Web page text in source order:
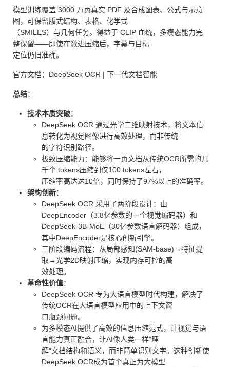
模型训练覆盖 3000 万页真实 PDF 及合成图表、公式与示意
图，可保留版式结构、表格、化学式
（SMILES）与几何任务。得益于 CLIP 血统，多模态能力完
整保留——即使在激进压缩后，字幕与目标
定位仍旧准确。
官方文档：DeepSeek OCR | 下一代文档智能
总结：
技术本质突破：
DeepSeek OCR 通过光学二维映射技术，将文本信
息转化为视觉图像进行高效处理，而非传统
的字符识别路径。
极致压缩能力：能够将一页文档从传统OCR所需的几
千个 tokens压缩到仅100 tokens左右，
压缩率高达达10倍，同时保持了97%以上的准确率。
架构创新：
DeepSeek OCR 采用了两阶段设计：由
DeepEncoder（3.8亿参数的一个视觉编码器）和
DeepSeek-3B-MoE（30亿参数语言解码器）组成，
其中DeepEncoder是核心创新引擎。
三阶段编码流程：从局部感知(SAM-base)→特征提
取→光学2D映射压缩，实现内存可控的高
效处理。
革命性价值：
DeepSeek OCR 专为大语言模型时代构建，解决了
传统OCR在大语言模型应用中的上下文窗
口瓶颈问题。
为多模态AI提供了高效的信息压缩范式，让视觉与语
言能力真正融合，让AI像人类一样"理
解"文档结构和语义，而非简单识别文字。这种创新使
DeepSeek OCR成为首个真正为大模型